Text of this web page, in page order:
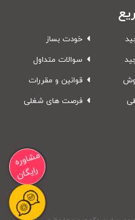
خودت بساز
سوالات متداول
قوانین و مقررات
فرصت های شغلی
مشاوره
رایگان